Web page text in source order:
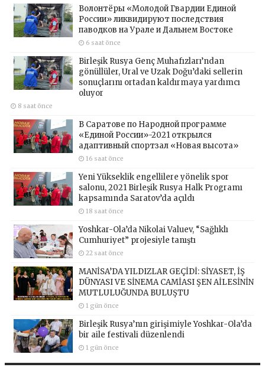
Волонтёры «Молодой Гвардии Единой
России» ликвидируют последствия
паводков на Урале и Дальнем Востоке
6 saat önce
Birleşik Rusya Genç Muhafızları’ndan
gönüllüler, Ural ve Uzak Doğu’daki sellerin
sonuçlarını ortadan kaldırmaya yardımcı
oluyor
8 saat önce
В Саратове по Народной программе
«Единой России»-2021 открылся
адаптивный спортзал «Новая высота»
16 saat önce
Yeni Yükseklik engellilere yönelik spor
salonu, 2021 Birleşik Rusya Halk Programı
kapsamında Saratov’da açıldı
18 saat önce
Yoshkar-Ola’da Nikolai Valuev, “Sağlıklı
Cumhuriyet” projesiyle tanıştı
22 saat önce
MANİSA’DA YILDIZLAR GEÇİDİ: SİYASET, İŞ
DÜNYASI VE SİNEMA CAMİASI ŞEN AİLESİNİN
MUTLULUĞUNDA BULUŞTU
1 gün önce
Birleşik Rusya’nın girişimiyle Yoshkar-Ola’da
bir aile festivali düzenlendi
1 gün önce